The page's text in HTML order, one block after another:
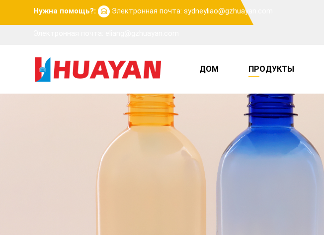
Нужна помощь?: Электронная почта: sydneyliao@gzhuayan.com
ДОМ ПРОДУКТЫ